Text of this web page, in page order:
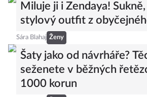
Miluje ji i Zendaya!
stylový outfit z
Sára Blahaj Ženy
Šaty jako od návrháře?
seženete v běžných
1000 korun